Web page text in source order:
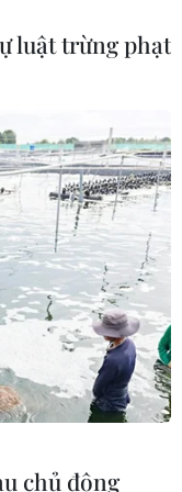
KHÚC THANH
sử dụng
cáo
luật trừng phạt
chủ động